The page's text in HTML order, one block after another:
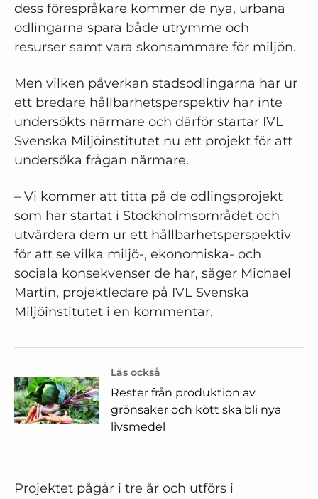
dess förespråkare kommer de nya, urbana
odlingarna spara både utrymme och
resurser samt vara skonsammare för miljön.
Men vilken påverkan stadsodlingarna har ur
ett bredare hållbarhetsperspektiv har inte
undersökts närmare och därför startar IVL
Svenska Miljöinstitutet nu ett projekt för att
undersöka frågan närmare.
– Vi kommer att titta på de odlingsprojekt
som har startat i Stockholmsområdet och
utvärdera dem ur ett hållbarhetsperspektiv
för att se vilka miljö-, ekonomiska- och
sociala konsekvenser de har, säger Michael
Martin, projektledare på IVL Svenska
Miljöinstitutet i en kommentar.
Läs också
Rester från produktion av
grönsaker och kött ska bli nya
livsmedel
Projektet pågår i tre år och utförs i